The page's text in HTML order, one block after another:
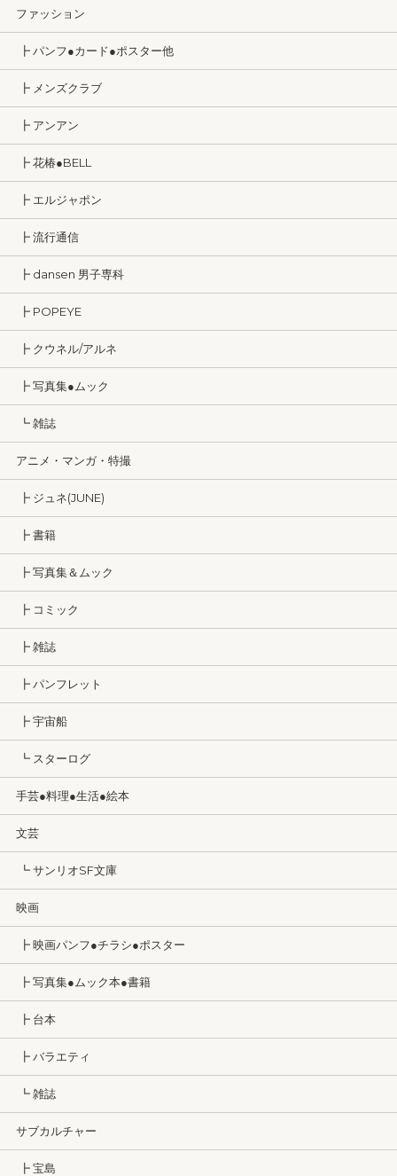
ファッション
┣ パンフ●カード●ポスター他
┣ メンズクラブ
┣ アンアン
┣ 花椿●BELL
┣ エルジャポン
┣ 流行通信
┣ dansen 男子専科
┣ POPEYE
┣ クウネル/アルネ
┣ 写真集●ムック
┗ 雑誌
アニメ・マンガ・特撮
┣ ジュネ(JUNE)
┣ 書籍
┣ 写真集＆ムック
┣ コミック
┣ 雑誌
┣ パンフレット
┣ 宇宙船
┗ スターログ
手芸●料理●生活●絵本
文芸
┗ サンリオSF文庫
映画
┣ 映画パンフ●チラシ●ポスター
┣ 写真集●ムック本●書籍
┣ 台本
┣ バラエティ
┗ 雑誌
サブカルチャー
┣ 宝島